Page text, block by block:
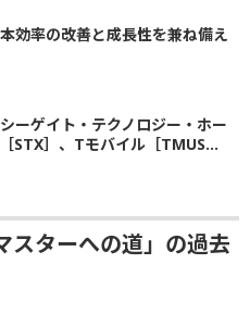
本効率の改善と成長性を兼ね備え
シーゲイト・テクノロジー・ホー
STX］、Tモバイル［TMUS...
スターへの道」の過去